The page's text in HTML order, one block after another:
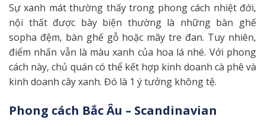
Sự xanh mát thường thấy trong phong cách nhiệt đới,
nội thất được bày biện thường là những bàn ghế
sopha đệm, bàn ghế gỗ hoặc mây tre đan. Tuy nhiên,
điểm nhấn vẫn là màu xanh của hoa lá nhé. Với phong
cách này, chủ quán có thể kết hợp kinh doanh cà phê và
kinh doanh cây xanh. Đó là 1 ý tưởng không tệ.
Phong cách Bắc Âu – Scandinavian